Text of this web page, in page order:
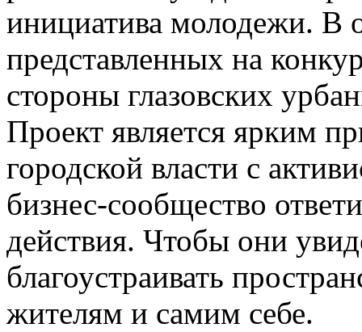
инициатива молодежи. В
представленных на
стороны глазовских
Проект является ярким
городской власти с
бизнес-сообщество
действия. Чтобы они
благоустраивать
жителям и самим себе.